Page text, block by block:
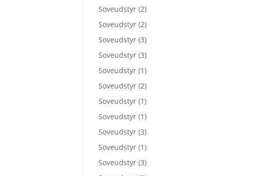
Soveudstyr (2)
Soveudstyr (2)
Soveudstyr (3)
Soveudstyr (3)
Soveudstyr (1)
Soveudstyr (2)
Soveudstyr (1)
Soveudstyr (1)
Soveudstyr (3)
Soveudstyr (1)
Soveudstyr (3)